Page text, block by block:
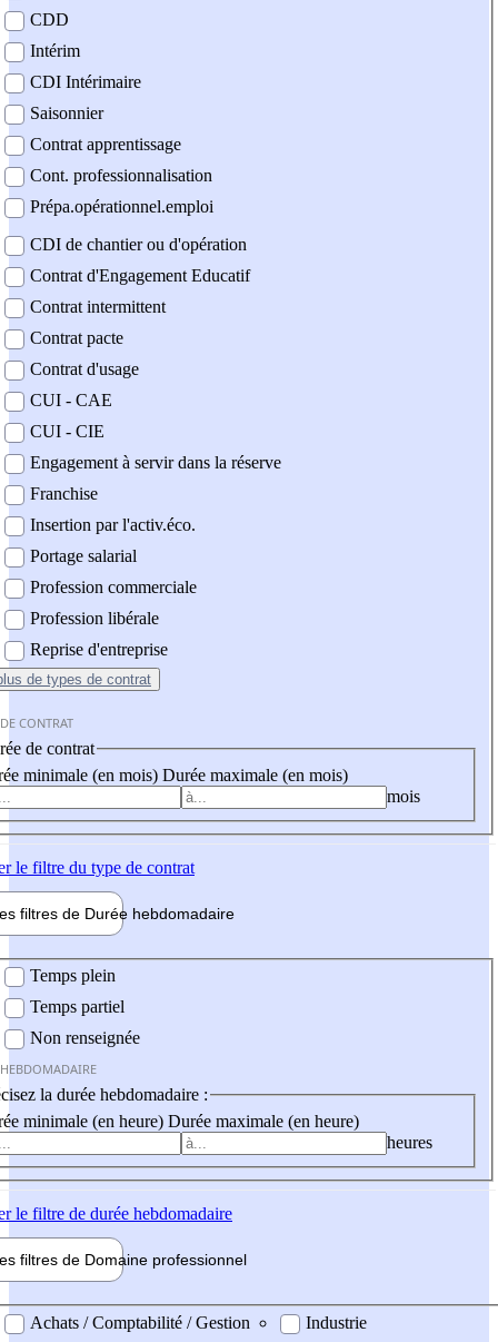
CDD
Intérim
CDI Intérimaire
Saisonnier
Contrat apprentissage
Cont. professionnalisation
Prépa.opérationnel.emploi
CDI de chantier ou d'opération
Contrat d'Engagement Educatif
Contrat intermittent
Contrat pacte
Contrat d'usage
CUI - CAE
CUI - CIE
Engagement à servir dans la réserve
Franchise
Insertion par l'activ.éco.
Portage salarial
Profession commerciale
Profession libérale
Reprise d'entreprise
de types de contrat
CONTRAT
de contrat
minimale (en mois) Durée maximale (en mois)
mois
le filtre du type de contrat
filtres de Durée hebdomadaire
Temps plein
Temps partiel
Non renseignée
la durée hebdomadaire :
minimale (en heure) Durée maximale (en heure)
heures
le filtre de durée hebdomadaire
filtres de Domaine professionnel
professionel
Achats / Comptabilité / Gestion
Industrie